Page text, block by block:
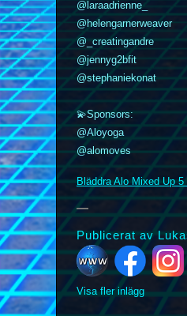
@laraadrienne_
@helengarnerweaver
@_creatingandre
@jennyg2bfit
@stephaniekonat
💫Sponsors:
@Aloyoga
@alomoves
Bläddra Alo Mixed Up
Publicerat av
YouTube Vimeo Picfair
Visa fler inlägg